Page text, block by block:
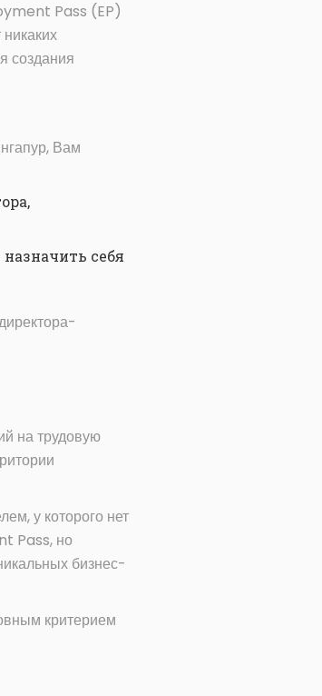
Pass (EP)
создания
Вам
себя
на трудовую
у которого нет
Pass, но
бизнес-
критерием